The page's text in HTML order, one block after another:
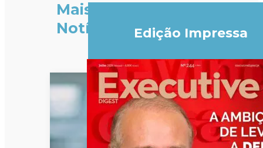
Mais
Notícias
Edição Impressa